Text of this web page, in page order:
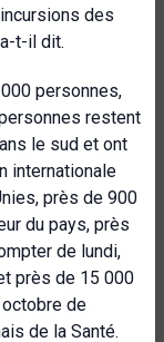
des
t-il dit.
personnes,
restent
le sud et ont
internationale
près de 900
du pays, près
de lundi,
près de 15 000
de
de la Santé.